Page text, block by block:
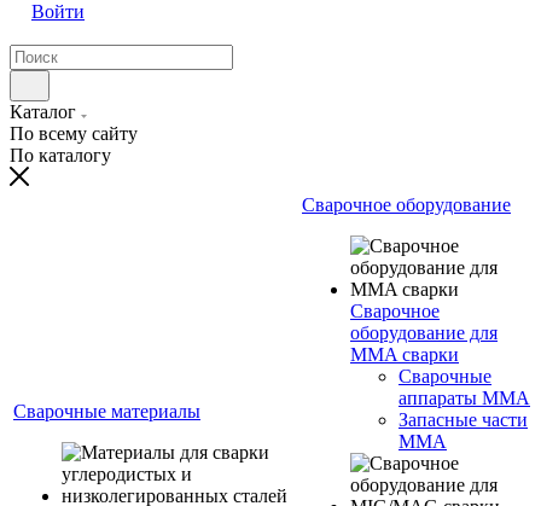
Войти
Каталог
По всему сайту
По каталогу
Сварочные материалы
Сварочное оборудование
Сварочное
оборудование для
MMA сварки
Сварочные
аппараты MMA
Запасные части
MMA